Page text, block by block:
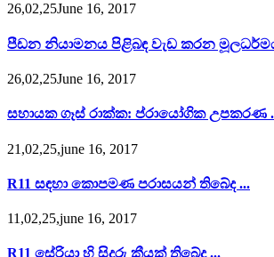
26,02,25June 16, 2017
පීඩන නියාමනය පිළිබඳ වැඩ කරන
26,02,25June 16, 2017
සහායක ගෑස් රාක්ක: ප්රායෝගික උපකරණ
21,02,25,june 16, 2017
R11 සඳහා කොපමණ පරාසයන් තිබේද ...
11,02,25,june 16, 2017
R11 සේරියා හි සිදුරු කීයක් තිබේද ...